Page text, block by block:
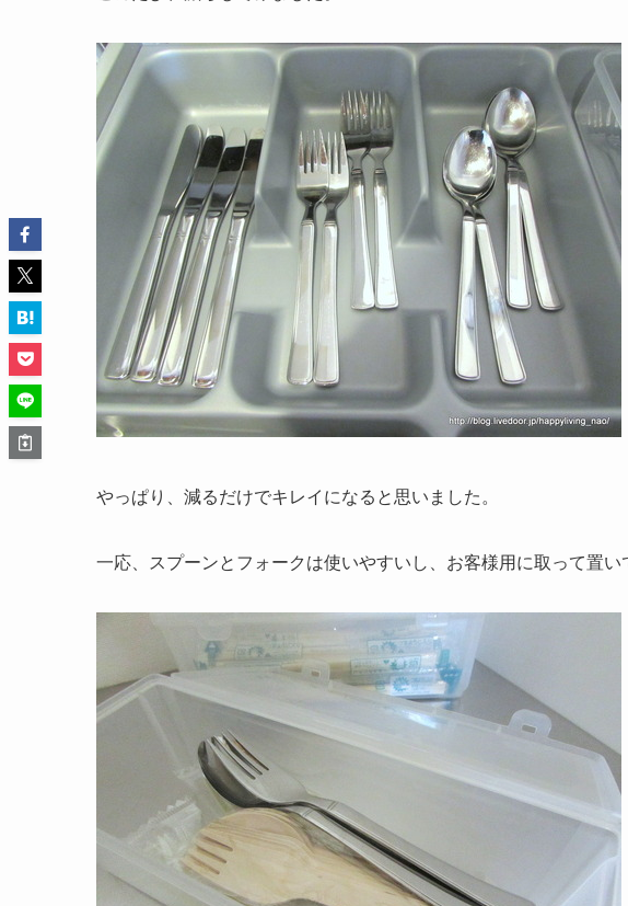
やっぱり、減るだけでキレイになると思いました。
一応、スプーンとフォークは使いやすいし、お客様用に取って置い